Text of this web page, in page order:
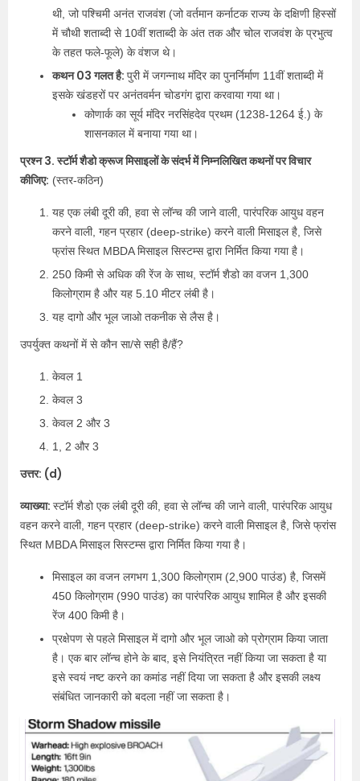
थी, जो पश्चिमी अनंत राजवंश (जो वर्तमान कर्नाटक राज्य के दक्षिणी हिस्सों
में चौथी शताब्दी से 10वीं शताब्दी के अंत तक और चोल राजवंश के प्रभुत्व
के तहत फले-फूले) के वंशज थे।
कथन 03 गलत है: पुरी में जगन्नाथ मंदिर का पुनर्निर्माण 11वीं शताब्दी में
इसके खंडहरों पर अनंतवर्मन चोडगंग द्वारा करवाया गया था।
कोणार्क का सूर्य मंदिर नरसिंहदेव प्रथम (1238-1264 ई.) के
शासनकाल में बनाया गया था।
प्रश्न 3. स्टॉर्म शैडो क्रूज मिसाइलों के संदर्भ में निम्नलिखित कथनों पर विचार
कीजिए: (स्तर-कठिन)
यह एक लंबी दूरी की, हवा से लॉन्च की जाने वाली, पारंपरिक आयुध वहन
करने वाली, गहन प्रहार (deep-strike) करने वाली मिसाइल है, जिसे
फ्रांस स्थित MBDA मिसाइल सिस्टम्स द्वारा निर्मित किया गया है।
250 किमी से अधिक की रेंज के साथ, स्टॉर्म शैडो का वजन 1,300
किलोग्राम है और यह 5.10 मीटर लंबी है।
यह दागो और भूल जाओ तकनीक से लैस है।
उपर्युक्त कथनों में से कौन सा/से सही है/हैं?
केवल 1
केवल 3
केवल 2 और 3
1, 2 और 3
उत्तर: (d)
व्याख्या: स्टॉर्म शैडो एक लंबी दूरी की, हवा से लॉन्च की जाने वाली, पारंपरिक आयुध
वहन करने वाली, गहन प्रहार (deep-strike) करने वाली मिसाइल है, जिसे फ्रांस
स्थित MBDA मिसाइल सिस्टम्स द्वारा निर्मित किया गया है।
मिसाइल का वजन लगभग 1,300 किलोग्राम (2,900 पाउंड) है, जिसमें
450 किलोग्राम (990 पाउंड) का पारंपरिक आयुध शामिल है और इसकी
रेंज 400 किमी है।
प्रक्षेपण से पहले मिसाइल में दागो और भूल जाओ को प्रोग्राम किया जाता
है। एक बार लॉन्च होने के बाद, इसे नियंत्रित नहीं किया जा सकता है या
इसे स्वयं नष्ट करने का कमांड नहीं दिया जा सकता है और इसकी लक्ष्य
संबंधित जानकारी को बदला नहीं जा सकता है।